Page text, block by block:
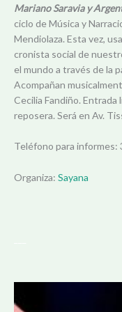
Mariano Saravia y
ciclo de Música y
Mendiolaza. Esta vez,
cronista social de
el mundo a través de la
Acompañan
Cecilia Fandiño. Entrada
reposera. Será en Av.
Teléfono para informes:
Organiza: Sayana